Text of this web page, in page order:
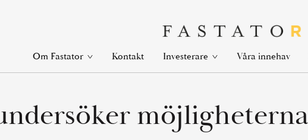
Om Fastator Open
Kontakt Investerare Open
Våra innehav